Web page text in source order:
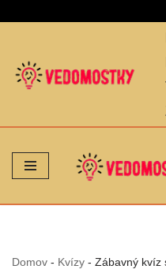
na
obsah
Domov - Kvízy - Zábavný kvíz